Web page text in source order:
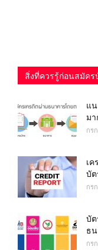
สิ่งที่ควรรู้ก่อนสมัคร
แ
มา
กร
เค
บัต
กร
บัต
ธ
กร